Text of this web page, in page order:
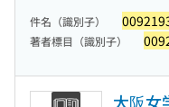
件名（識別子）
著者標目（識別子）
大阪女